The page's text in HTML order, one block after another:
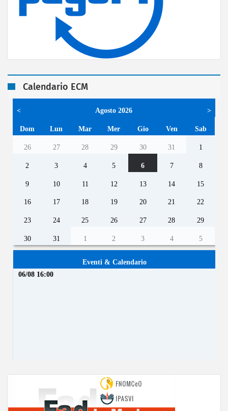
Calendario ECM
< Agosto 2026 >
Dom Lun Mar Mer Gio Ven Sab
26 27 28 29 30 31 1
2 3 4 5 6 7 8
9 10 11 12 13 14 15
16 17 18 19 20 21 22
23 24 25 26 27 28 29
30 31 1 2 3 4 5
Eventi & Calendario
06/08 16:00